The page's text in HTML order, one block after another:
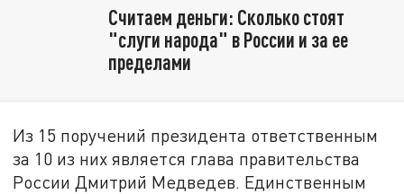
Считаем деньги: Сколько стоят
"слуги народа" в России и за ее
пределами
Из 15 поручений президента ответственным
за 10 из них является глава правительства
России Дмитрий Медведев. Единственным